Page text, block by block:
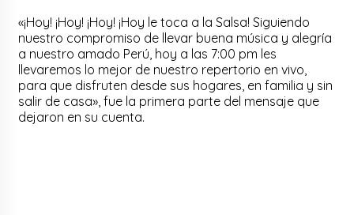
«¡Hoy! ¡Hoy! ¡Hoy! ¡Hoy le toca a la Salsa! Siguiendo
nuestro compromiso de llevar buena música y alegría
a nuestro amado Perú, hoy a las 7:00 pm les
llevaremos lo mejor de nuestro repertorio en vivo,
para que disfruten desde sus hogares, en familia y sin
salir de casa», fue la primera parte del mensaje que
dejaron en su cuenta.